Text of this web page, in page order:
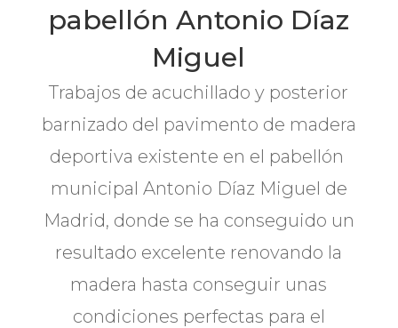
pabellón Antonio Díaz
Miguel
Trabajos de acuchillado y posterior
barnizado del pavimento de madera
deportiva existente en el pabellón
municipal Antonio Díaz Miguel de
Madrid, donde se ha conseguido un
resultado excelente renovando la
madera hasta conseguir unas
condiciones perfectas para el